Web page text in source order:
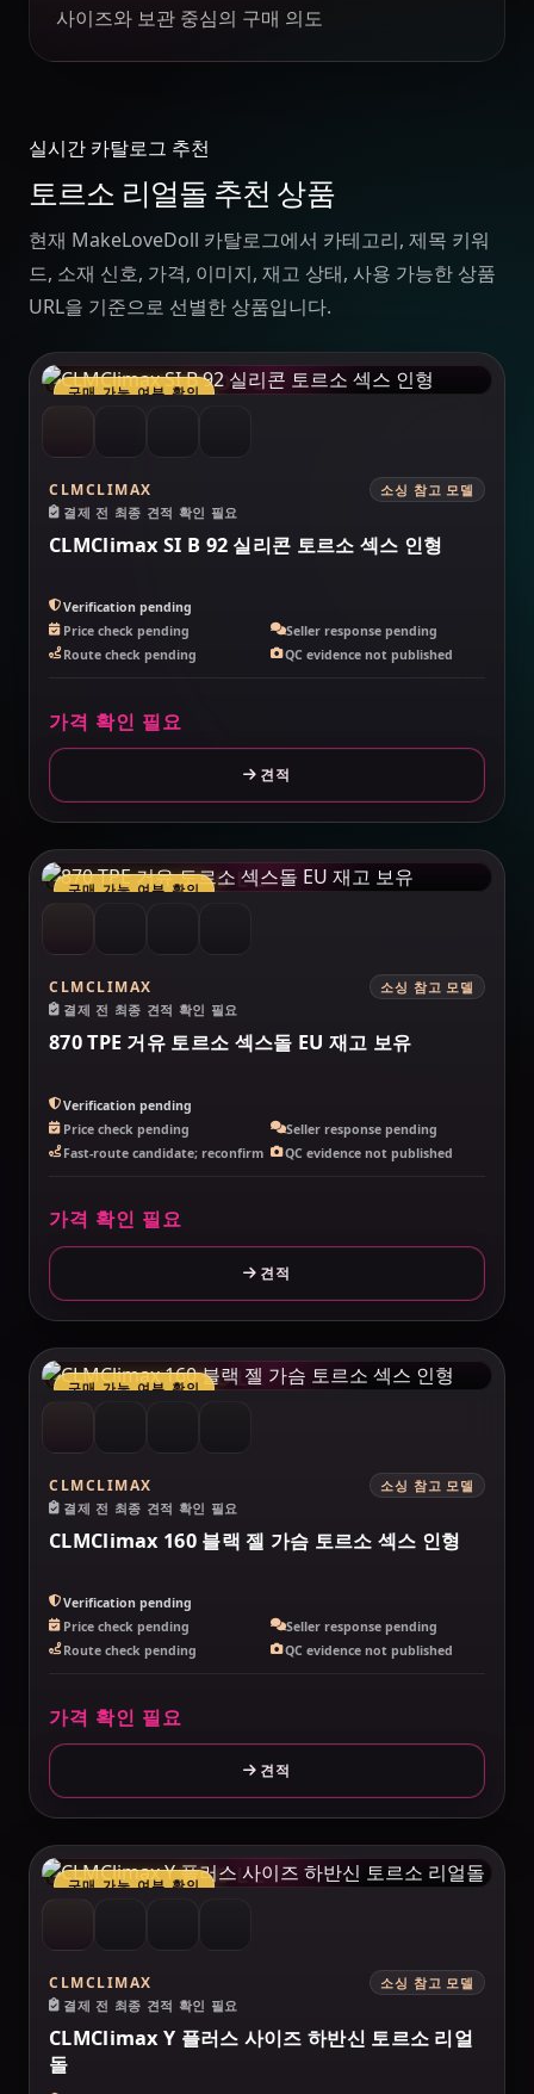
사이즈와 보관 중심의 구매 의도
실시간 카탈로그 추천
토르소 리얼돌 추천 상품
현재 MakeLoveDoll 카탈로그에서 카테고리, 제목 키워
드, 소재 신호, 가격, 이미지, 재고 상태, 사용 가능한 상품
URL을 기준으로 선별한 상품입니다.
MAKELOVEDOLL
구매 가능 여부 확인
CLMCLIMAX
소싱 참고 모델
결제 전 최종 견적 확인 필요
CLMClimax SI B 92 실리콘 토르소 섹스 인형
Verification pending
Price check pending
Seller response pending
Route check pending
QC evidence not published
가격 확인 필요
견적
MAKELOVEDOLL
구매 가능 여부 확인
CLMCLIMAX
소싱 참고 모델
결제 전 최종 견적 확인 필요
870 TPE 거유 토르소 섹스돌 EU 재고 보유
Verification pending
Price check pending
Seller response pending
Fast-route candidate; reconfirm
QC evidence not published
가격 확인 필요
견적
MAKELOVEDOLL
구매 가능 여부 확인
CLMCLIMAX
소싱 참고 모델
결제 전 최종 견적 확인 필요
CLMClimax 160 블랙 젤 가슴 토르소 섹스 인형
Verification pending
Price check pending
Seller response pending
Route check pending
QC evidence not published
가격 확인 필요
견적
MAKELOVEDOLL
구매 가능 여부 확인
CLMCLIMAX
소싱 참고 모델
결제 전 최종 견적 확인 필요
CLMClimax Y 플러스 사이즈 하반신 토르소 리얼
돌